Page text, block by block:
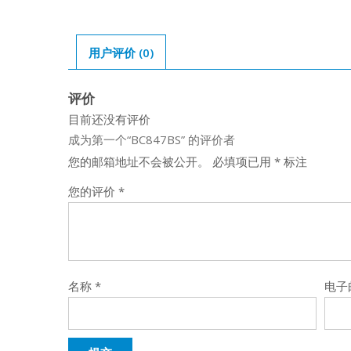
用户评价 (0)
评价
目前还没有评价
成为第一个“BC847BS” 的评价者
您的邮箱地址不会被公开。
必填项已用 * 标注
您的评价 *
名称 * 电